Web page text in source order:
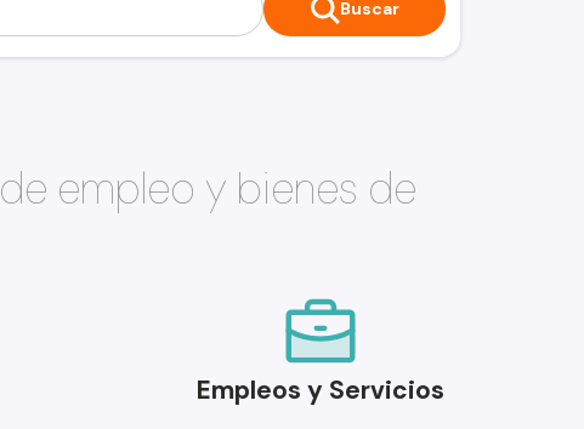
Buscar
empleo y bienes de
Empleos y Servicios